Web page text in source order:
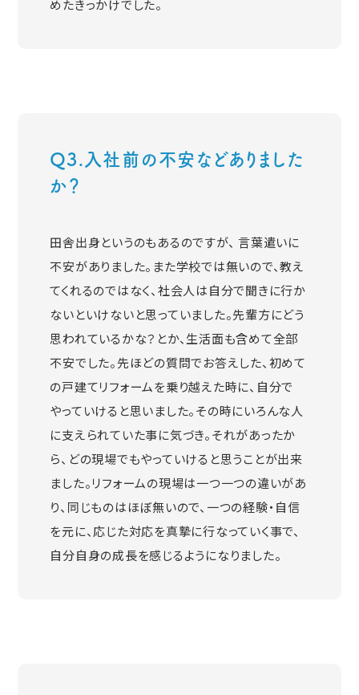
めたきっかけでした。
Q3.入社前の不安などありました
か？
田舎出身というのもあるのですが、 言葉遣いに
不安がありました。また学校では無いので、教え
てくれるのではなく、社会人は自分で聞きに行か
ないといけないと思っていました。先輩方にどう
思われているかな？とか、生活面も含めて全部
不安でした。先ほどの質問でお答えした、初めて
の戸建てリフォームを乗り越えた時に、自分で
やっていけると思いました。その時にいろんな人
に支えられていた事に気づき。それがあったか
ら、どの現場でもやっていけると思うことが出来
ました。リフォームの現場は一つ一つの違いがあ
り、同じものはほぼ無いので、一つの経験・自信
を元に、応じた対応を真摯に行なっていく事で、
自分自身の成長を感じるようになりました。